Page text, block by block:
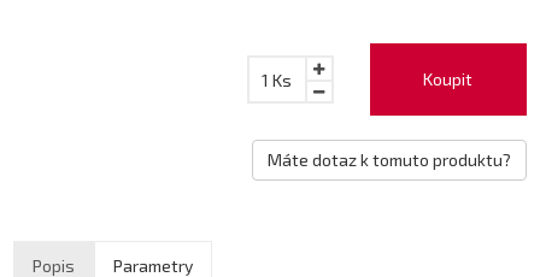
Koupit
1 Ks
Máte dotaz k tomuto produktu?
Popis Parametry